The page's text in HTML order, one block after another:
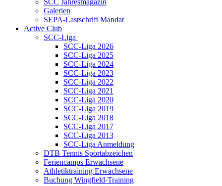
SCC Jahresmagazin
Galerien
SEPA-Lastschrift Mandat
Active Club
SCC-Liga
SCC-Liga 2026
SCC-Liga 2025
SCC-Liga 2024
SCC-Liga 2023
SCC-Liga 2022
SCC-Liga 2021
SCC-Liga 2020
SCC-Liga 2019
SCC-Liga 2018
SCC-Liga 2017
SCC-Liga 2013
SCC-Liga Anmeldung
DTB Tennis Sportabzeichen
Feriencamps Erwachsene
Athletiktraining Erwachsene
Buchung Wingfield-Training